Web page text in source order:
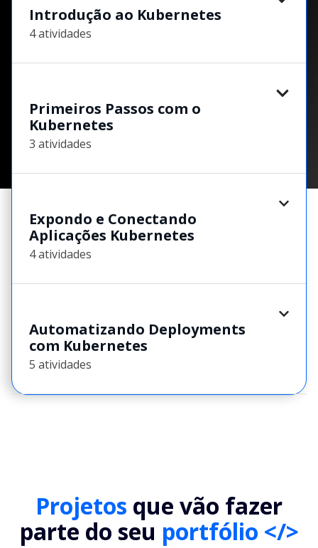
Introdução ao Kubernetes
4 atividades
Primeiros Passos com o
Kubernetes
3 atividades
Expondo e Conectando
Aplicações Kubernetes
4 atividades
Automatizando Deployments
com Kubernetes
5 atividades
Projetos que vão fazer
parte do seu portfólio </>